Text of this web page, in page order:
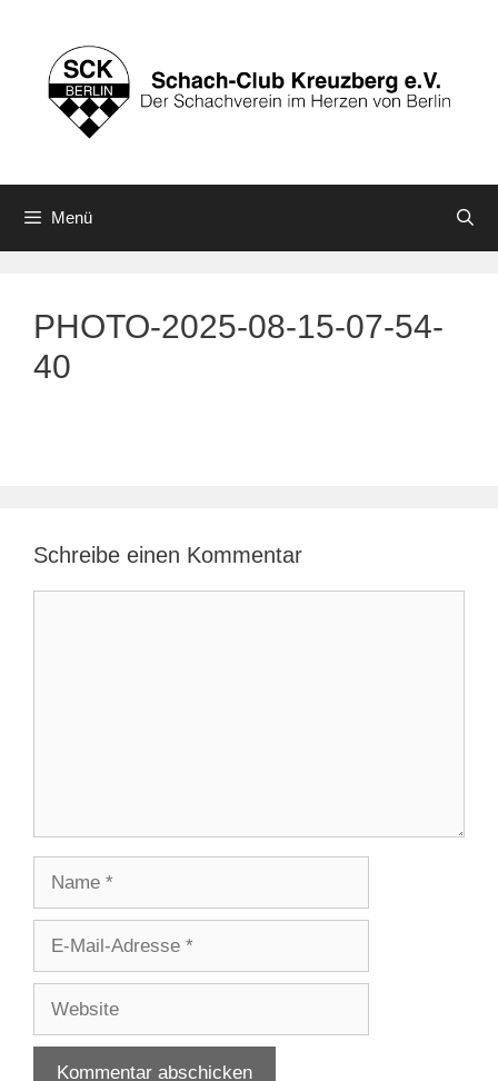
springen
Menü
PHOTO-2025-08-15-07-54-
40
Schreibe einen Kommentar
Adresse